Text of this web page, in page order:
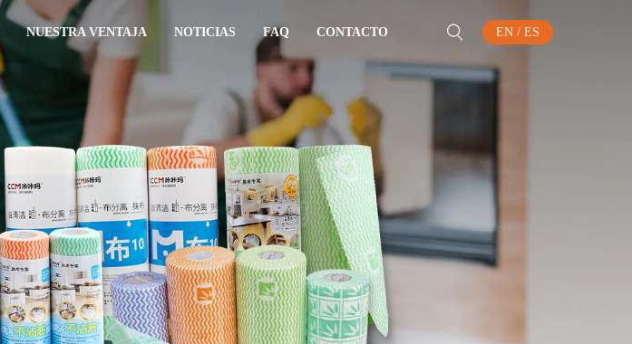
NUESTRA VENTAJA NOTICIAS FAQ CONTACTO EN / ES